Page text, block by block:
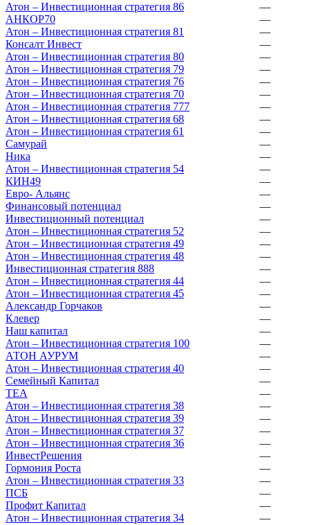
Атон – Инвестиционная стратегия 86
—
АНКОР70
—
Атон – Инвестиционная стратегия 81
—
Консалт Инвест
—
Атон – Инвестиционная стратегия 80
—
Атон – Инвестиционная стратегия 79
—
Атон – Инвестиционная стратегия 76
—
Атон – Инвестиционная стратегия 70
—
Атон – Инвестиционная стратегия 777
—
Атон – Инвестиционная стратегия 68
—
Атон – Инвестиционная стратегия 61
—
Самурай
—
Ника
—
Атон – Инвестиционная стратегия 54
—
КИН49
—
Евро- Альянс
—
Финансовый потенциал
—
Инвестиционный потенциал
—
Атон – Инвестиционная стратегия 52
—
Атон – Инвестиционная стратегия 49
—
Атон – Инвестиционная стратегия 48
—
Инвестиционная стратегия 888
—
Атон – Инвестиционная стратегия 44
—
Атон – Инвестиционная стратегия 45
—
Александр Горчаков
—
Клевер
—
Наш капитал
—
Атон – Инвестиционная стратегия 100
—
АТОН АУРУМ
—
Атон – Инвестиционная стратегия 40
—
Семейный Капитал
—
ТЕА
—
Атон – Инвестиционная стратегия 38
—
Атон – Инвестиционная стратегия 39
—
Атон – Инвестиционная стратегия 37
—
Атон – Инвестиционная стратегия 36
—
ИнвестРешения
—
Гормония Роста
—
Атон – Инвестиционная стратегия 33
—
ПСБ
—
Профит Капитал
—
Атон – Инвестиционная стратегия 34
—